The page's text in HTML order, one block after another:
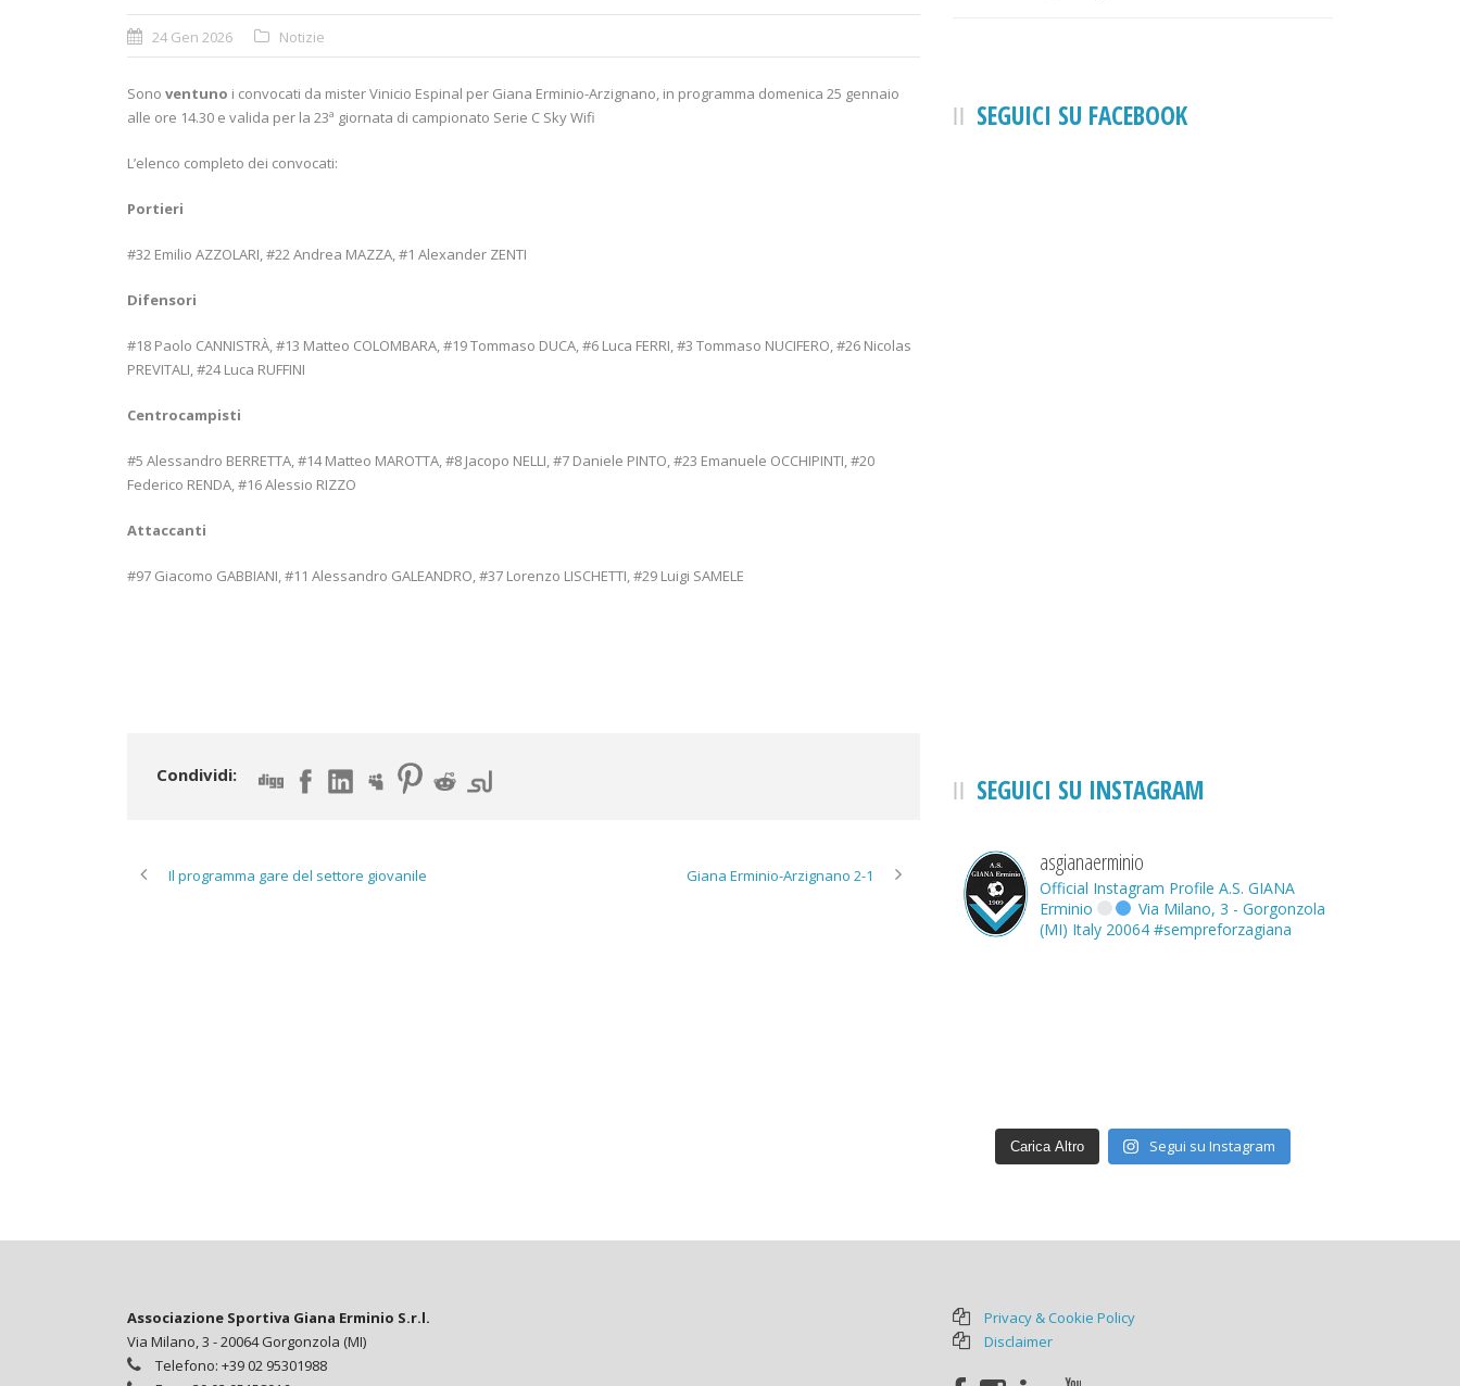
24 Gen 2026 Notizie
Sono ventuno i convocati da mister Vinicio Espinal per Giana Erminio-Arzignano, in programma domenica 25 gennaio
alle ore 14.30 e valida per la 23ª giornata di campionato Serie C Sky Wifi
L’elenco completo dei convocati:
Portieri
#32 Emilio AZZOLARI, #22 Andrea MAZZA, #1 Alexander ZENTI
Difensori
#18 Paolo CANNISTRÀ, #13 Matteo COLOMBARA, #19 Tommaso DUCA, #6 Luca FERRI, #3 Tommaso NUCIFERO, #26 Nicolas
PREVITALI, #24 Luca RUFFINI
Centrocampisti
#5 Alessandro BERRETTA, #14 Matteo MAROTTA, #8 Jacopo NELLI, #7 Daniele PINTO, #23 Emanuele OCCHIPINTI, #20
Federico RENDA, #16 Alessio RIZZO
Attaccanti
#97 Giacomo GABBIANI, #11 Alessandro GALEANDRO, #37 Lorenzo LISCHETTI, #29 Luigi SAMELE
Condividi:
Il programma gare del settore giovanile Giana Erminio-Arzignano 2-1
SEGUICI SU FACEBOOK
SEGUICI SU INSTAGRAM
asgianaerminio
Official Instagram Profile A.S. GIANA
Erminio
Via Milano, 3 - Gorgonzola
(MI) Italy 20064 #sempreforzagiana
Carica Altro Segui su Instagram
Associazione Sportiva Giana Erminio S.r.l.
Via Milano, 3 - 20064 Gorgonzola (MI)
Telefono: +39 02 95301988
Privacy & Cookie Policy
Disclaimer